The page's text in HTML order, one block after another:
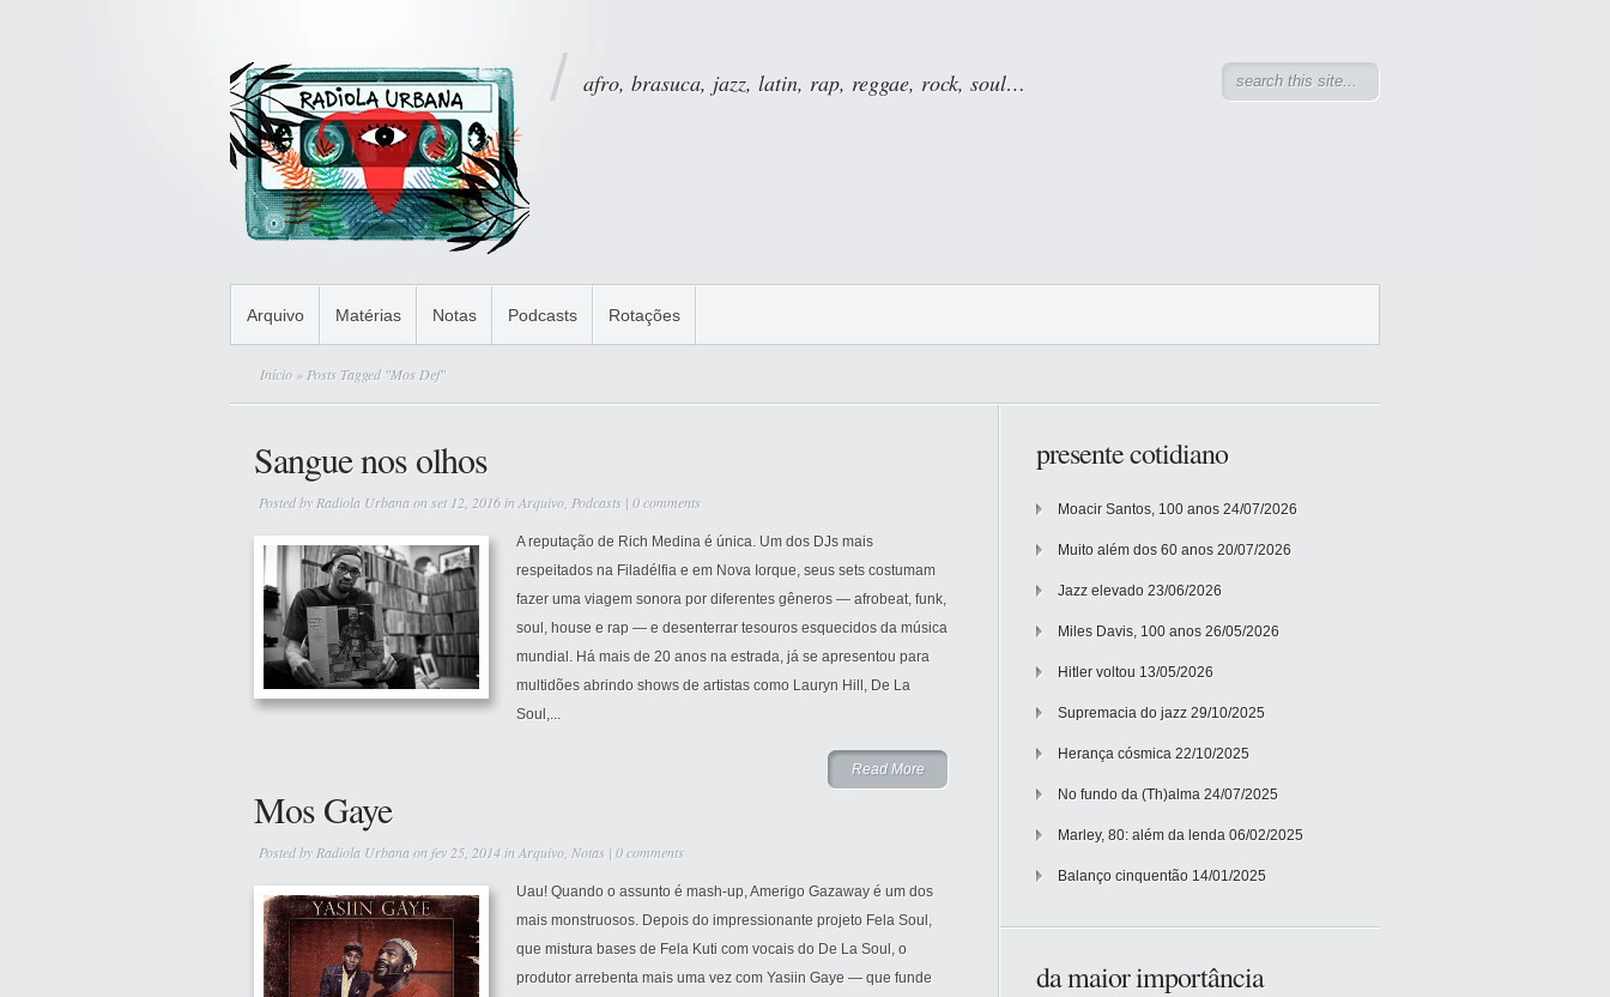
afro, brasuca, jazz, latin, rap, reggae, rock, soul…
Arquivo Matérias Notas Podcasts Rotações
Início » Posts Tagged "Mos Def"
Sangue nos olhos
Posted by Radiola Urbanaon set 12, 2016 inArquivo Podcasts | 0 comments
A reputação de Rich Medina é única. Um dos DJs mais
respeitados na Filadélfia e em Nova Iorque, seus sets costumam
fazer uma viagem sonora por diferentes gêneros — afrobeat, funk,
soul, house e rap — e desenterrar tesouros esquecidos da música
mundial. Há mais de 20 anos na estrada, já se apresentou para
multidões abrindo shows de artistas como Lauryn Hill, De La
Soul,...
Read More
Mos Gaye
Posted by Radiola Urbanaon fev 25, 2014 inArquivo Notas | 0 comments
Uau! Quando o assunto é mash-up, Amerigo Gazaway é um dos
mais monstruosos. Depois do impressionante projeto Fela Soul,
que mistura bases de Fela Kuti com vocais do De La Soul, o
produtor arrebenta mais uma vez com Yasiin Gaye — que funde
presente cotidiano
Moacir Santos, 100 anos 24/07/2026
Muito além dos 60 anos 20/07/2026
Jazz elevado 23/06/2026
Miles Davis, 100 anos 26/05/2026
Hitler voltou 13/05/2026
Supremacia do jazz 29/10/2025
Herança cósmica 22/10/2025
No fundo da (Th)alma 24/07/2025
Marley, 80: além da lenda 06/02/2025
Balanço cinquentão 14/01/2025
da maior importância